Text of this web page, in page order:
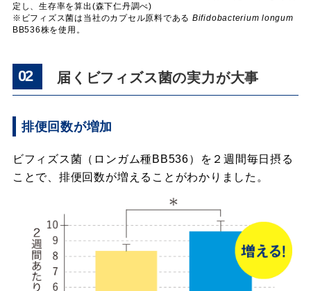
定し、生存率を算出(森下仁丹調べ)
※ビフィズス菌は当社のカプセル原料である Bifidobacterium longum
BB536株を使用。
02 届くビフィズス菌の実力が大事
排便回数が増加
ビフィズス菌（ロンガム種BB536）を２週間毎日摂る
ことで、排便回数が増えることがわかりました。